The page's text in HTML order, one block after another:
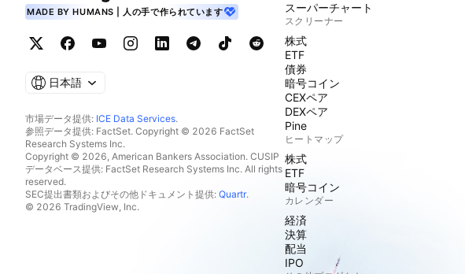
MADE BY HUMANS | 人の手で作られています
日本語
市場データ提供: ICE Data Services.
参照データ提供: FactSet. Copyright © 2026 FactSet
Research Systems Inc.
Copyright © 2026, American Bankers Association. CUSIP
データベース提供: FactSet Research Systems Inc. All rights
reserved.
SEC提出書類およびその他ドキュメント提供: Quartr.
© 2026 TradingView, Inc.
スーパーチャート
スクリーナー
株式
ETF
債券
暗号コイン
CEXペア
DEXペア
Pine
ヒートマップ
株式
ETF
暗号コイン
カレンダー
経済
決算
配当
IPO